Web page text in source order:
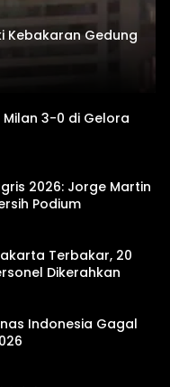
Kebakaran Gedung
3-0 di Gelora
2026: Jorge Martin
Podium
Terbakar, 20
Dikerahkan
Indonesia Gagal